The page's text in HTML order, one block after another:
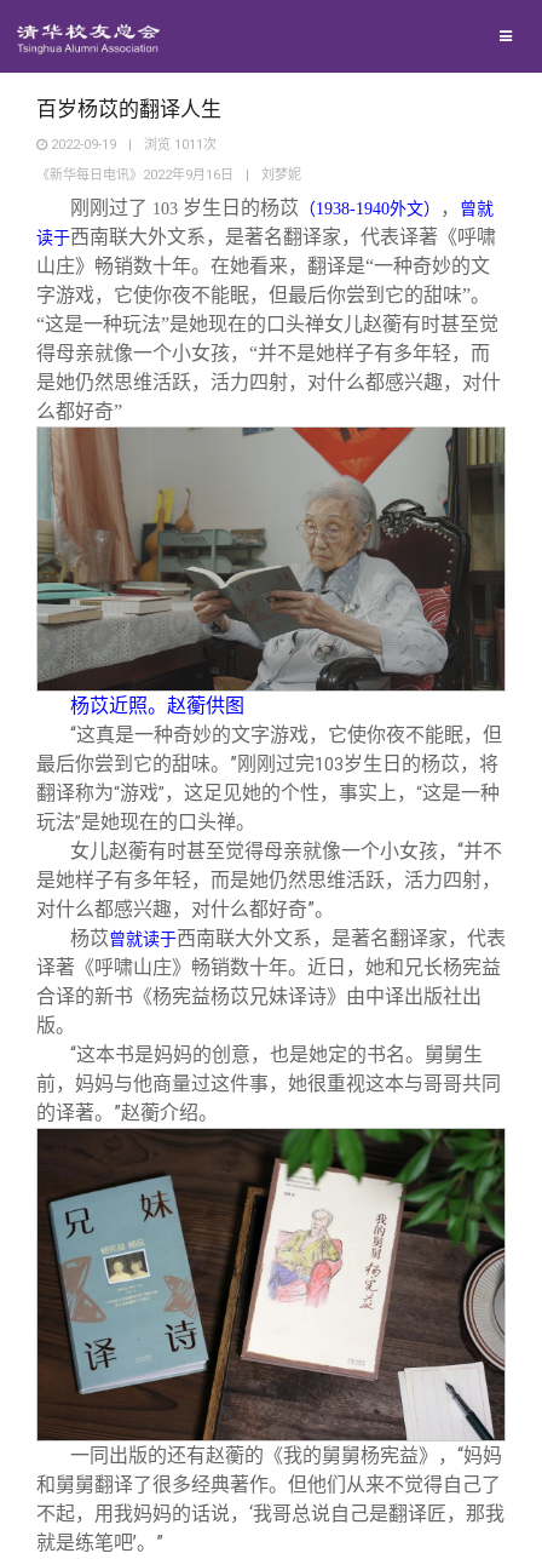
西南联大校友会
义工计划
新媒体平台
青春风采
校友文苑
校友讲坛
校友视界
信息化服务
三创大赛
实用信息
总会简介
会长致辞
总会章程
理事会名单
制度法规
联系我们
关闭
百岁杨苡的翻译人生
2022-09-19 | 浏览 1011 次
《新华每日电讯》2022年9月16日
| 刘梦妮
刚刚过了 103 岁生日的杨苡 （1938-1940外文） ，
曾就
读于西南联大外文系，是著名翻译家，代表译著《呼啸
山庄》畅销数十年。在她看来，翻译是“一种奇妙的文
字游戏，它使你夜不能眠，但最后你尝到它的甜味”。
“这是一种玩法”是她现在的口头禅女儿赵蘅有时甚至觉
得母亲就像一个小女孩，“并不是她样子有多年轻，而
是她仍然思维活跃，活力四射，对什么都感兴趣，对什
么都好奇”
杨苡近照。赵蘅供图
“这真是一种奇妙的文字游戏，它使你夜不能眠，但
最后你尝到它的甜味。”刚刚过完103岁生日的杨苡，将
翻译称为“游戏” ，这足见她的个性，事实上， “这是一种
玩法”是她现在的口头禅。
女儿赵蘅有时甚至觉得母亲就像一个小女孩，“并不
是她样子有多年轻，而是她仍然思维活跃，活力四射，
对什么都感兴趣，对什么都好奇”。
杨苡曾就读于西南联大外文系，是著名翻译家，代表
译著《呼啸山庄》畅销数十年。近日，她和兄长杨宪益
合译的新书《杨宪益杨苡兄妹译诗》由中译出版社出
版。
“这本书是妈妈的创意，也是她定的书名。舅舅生
前，妈妈与他商量过这件事，她很重视这本与哥哥共同
的译著。”赵蘅介绍。
一同出版的还有赵蘅的《我的舅舅杨宪益》，“妈妈
和舅舅翻译了很多经典著作。但他们从来不觉得自己了
不起，用我妈妈的话说，‘我哥总说自己是翻译匠，那我
就是练笔吧’。”